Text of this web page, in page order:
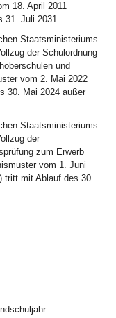
18. April 2011
31. Juli 2031.
Staatsministeriums
der Schulordnung
und
vom 2. Mai 2022
30. Mai 2024 außer
Staatsministeriums
der
zum Erwerb
vom 1. Juni
tritt mit Ablauf des 30.